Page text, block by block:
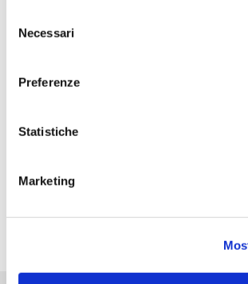
Invitiamo a prendere visione della nostra
conformità al Reg. UE 679/2016
delNecessari
Preferenze
Statistiche
Marketing
newsletter
novità normative, gli
sconti e le novità